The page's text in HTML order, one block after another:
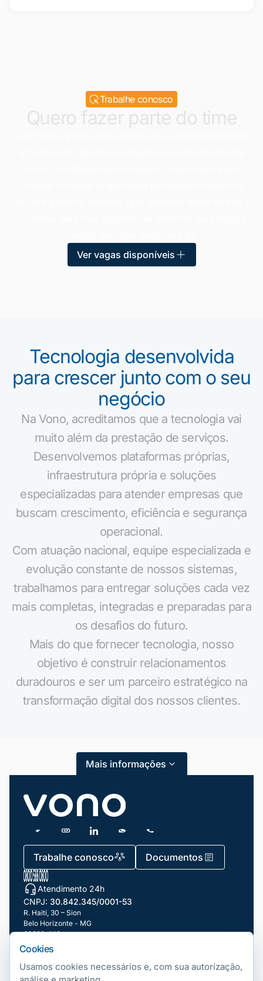
Trabalhe conosco
Ver vagas disponíveis
Tecnologia desenvolvida
para crescer junto com o seu
negócio
Na Vono, acreditamos que a tecnologia vai
muito além da prestação de serviços.
Desenvolvemos plataformas próprias,
infraestrutura própria e soluções
especializadas para atender empresas que
buscam crescimento, eficiência e segurança
operacional.
Com atuação nacional, equipe especializada e
evolução constante de nossos sistemas,
trabalhamos para entregar soluções cada vez
mais completas, integradas e preparadas para
os desafios do futuro.
Mais do que fornecer tecnologia, nosso
objetivo é construir relacionamentos
duradouros e ser um parceiro estratégico na
transformação digital dos nossos clientes.
Mais informações
Trabalhe conosco Documentos
Atendimento 24h
CNPJ: 30.842.345/0001-53
R. Haití, 30 – Sion
Belo Horizonte - MG
30320-140
Nossas filiais
Cookies
Usamos cookies necessários e, com sua autorização,
Mariana da Vono